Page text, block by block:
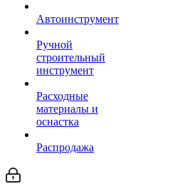
Автоинструмент
Ручной
строительный
инструмент
Расходные
материалы и
оснастка
Распродажа